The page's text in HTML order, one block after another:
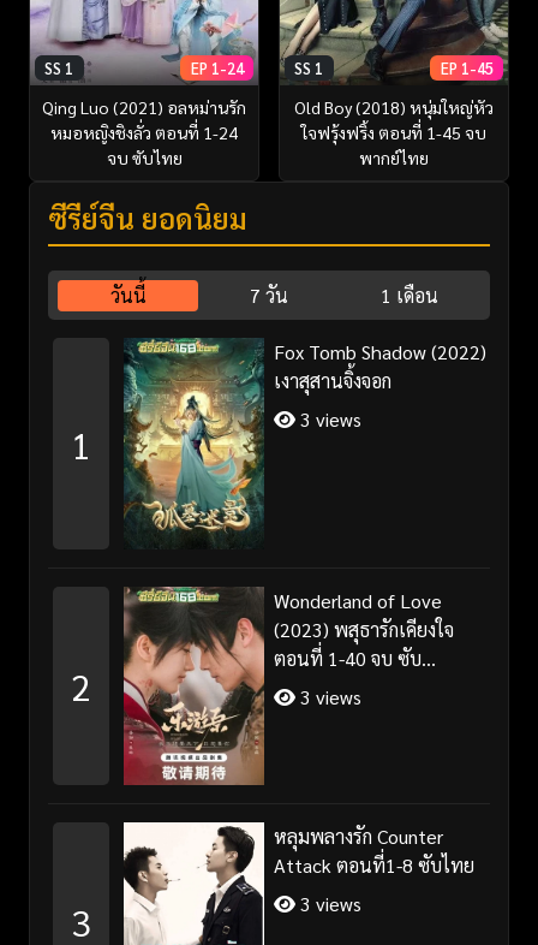
SS 1 EP 1-24
Qing Luo (2021) อลหม่านรัก
หมอหญิงชิงลั่ว ตอนที่ 1-24
จบ ซับไทย
SS 1 EP 1-45
Old Boy (2018) หนุ่มใหญ่หัว
ใจฟรุ้งฟริ้ง ตอนที่ 1-45 จบ
พากย์ไทย
ซีรี่ย์จีน ยอดนิยม
วันนี้ 7 วัน 1 เดือน
1
Fox Tomb Shadow (2022)
เงาสุสานจิ้งจอก
3 views
2
Wonderland of Love
(2023) พสุธารักเคียงใจ
ตอนที่ 1-40 จบ ซับ
ไทย+พากย์ไทย
3 views
3
หลุมพลางรัก Counter
Attack ตอนที่1-8 ซับไทย
3 views